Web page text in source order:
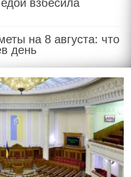
взбесила
на 8 августа: что
день